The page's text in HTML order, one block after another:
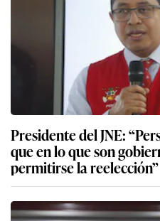
Presidente del JNE:
que en lo que son
permitirse la reelección”